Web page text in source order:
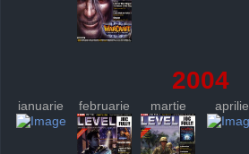
2004
ianuarie februarie martie aprilie